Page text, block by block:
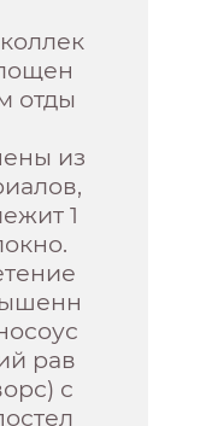
отды
из
1
рав
с